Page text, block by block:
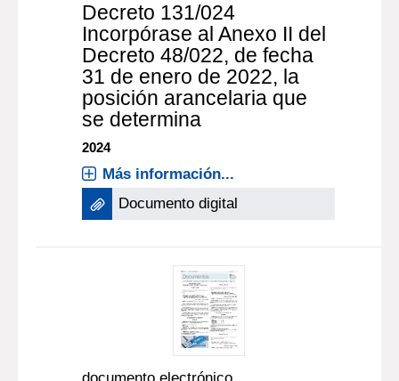
Decreto 131/024
Incorpórase al Anexo II del
Decreto 48/022, de fecha
31 de enero de 2022, la
posición arancelaria que
se determina
2024
Más información...
Documento digital